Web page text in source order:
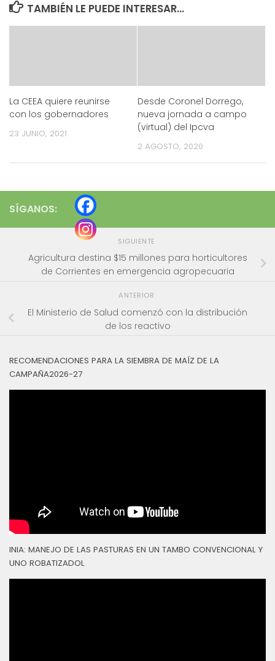
TAMBIÉN LE PUEDE INTERESAR...
La CEEA quiere reunirse
con los gobernadores
23 JUNIO, 2021
Desde Coronel Dorrego,
nueva jornada a campo
(virtual) del Ipcva
2 AGOSTO, 2020
SÍGANOS:
SIGUIENTE
Agricultura destina $15 millones para horticultores
de Corrientes en emergencia agropecuaria
ANTERIOR
El Ministerio de Salud comenzó con la distribución
de los reactivo
RECOMENDACIONES PARA LA SIEMBRA DE MAÍZ DE LA
CAMPAÑA2026-27
INIA: MANEJO DE LAS PASTURAS EN UN TAMBO CONVENCIONAL Y
UNO ROBATIZADOL